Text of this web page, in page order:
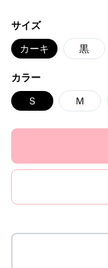
サイズ
カーキ 黒
カラー
Ｓ Ｍ